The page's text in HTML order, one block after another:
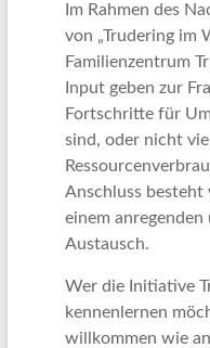
Im Rahmen des
von „Trudering im
Familienzentrum
Input geben zur
Fortschritte für
sind, oder nicht
Anschluss besteht
einem
Austausch.
Wer die Initiative
kennenlernen
willkommen wie